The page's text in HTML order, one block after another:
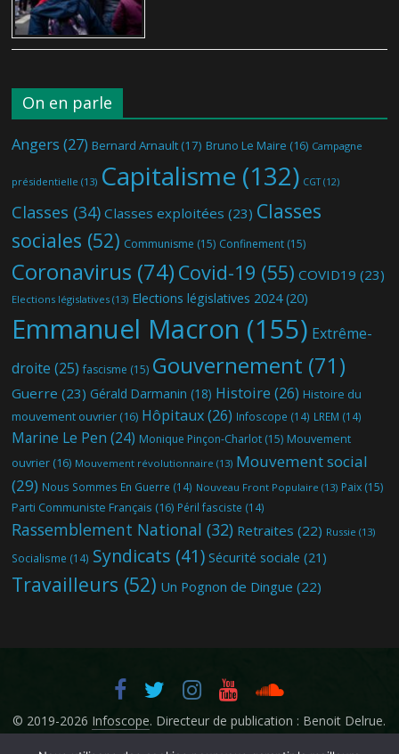
On en parle
Angers (27) Bernard Arnault (17) Bruno Le Maire (16) Campagne
présidentielle (13) Capitalisme (132) CGT(12)
Classes (34) Classes exploitées (23) Classes
sociales (52) Communisme (15) Confinement (15)
Coronavirus (74) Covid-19 (55) COVID19 (23)
Elections législatives (13) Elections législatives 2024(20)
Emmanuel Macron (155) Extrême-
droite (25) fascisme (15) Gouvernement (71)
Guerre (23) Gérald Darmanin (18) Histoire (26) Histoire du
mouvement ouvrier (16) Hôpitaux(26) Infoscope (14) LREM (14)
Marine Le Pen (24) Monique Pinçon-Charlot (15) Mouvement
ouvrier (16) Mouvement révolutionnaire (13) Mouvement social
(29) Nous Sommes En Guerre (14) Nouveau Front Populaire (13) Paix (15)
Parti Communiste Français (16) Péril fasciste (14)
Rassemblement National (32) Retraites (22) Russie (13)
Socialisme (14) Syndicats (41) Sécurité sociale (21)
Travailleurs (52) Un Pognon de Dingue (22)
© 2019-2026 Infoscope. Directeur de publication : Benoit Delrue.